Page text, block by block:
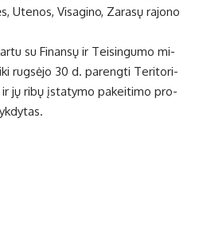
Ute­nos, Vi­sa­gi­no, Za­ra­sų ra­jo­no
su Fi­nan­sų ir Tei­sin­gu­mo mi­
rug­sė­jo 30 d. pa­reng­ti Te­ri­to­ri­
ir jų ri­bų įsta­ty­mo pa­kei­ti­mo pro­